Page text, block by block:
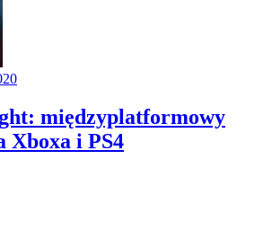
międzyplatformowy
Xboxa i PS4